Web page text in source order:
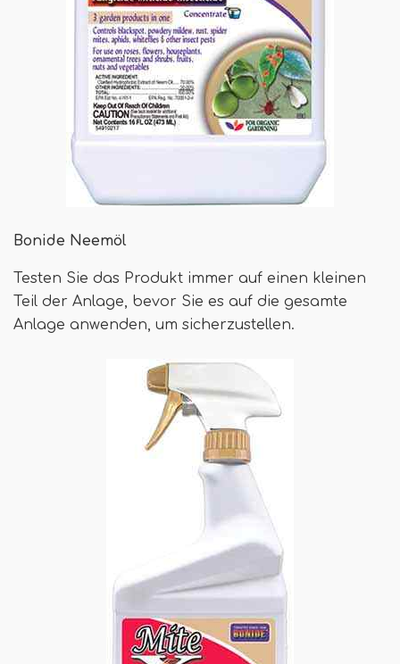
Bonide Neemöl
Testen Sie das Produkt immer auf einen kleinen
Teil der Anlage, bevor Sie es auf die gesamte
Anlage anwenden, um sicherzustellen.